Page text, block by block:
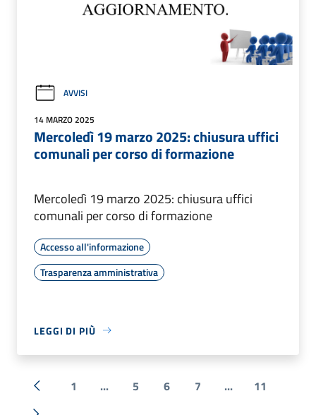
AVVISI
14 MARZO 2025
Mercoledì 19 marzo 2025: chiusura uffici
comunali per corso di formazione
Mercoledì 19 marzo 2025: chiusura uffici
comunali per corso di formazione
Accesso all'informazione
Trasparenza amministrativa
LEGGI DI PIÙ
« Precedente
1 ... 5 6 7 ... 11